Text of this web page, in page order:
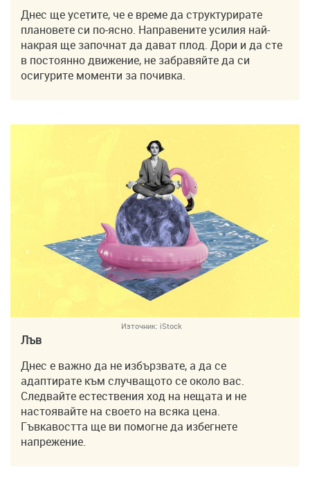
Днес ще усетите, че е време да структурирате
плановете си по-ясно. Направените усилия най-
накрая ще започнат да дават плод. Дори и да сте
в постоянно движение, не забравяйте да си
осигурите моменти за почивка.
Източник: iStock
Лъв
Днес е важно да не избързвате, а да се
адаптирате към случващото се около вас.
Следвайте естествения ход на нещата и не
настоявайте на своето на всяка цена.
Гъвкавостта ще ви помогне да избегнете
напрежение.